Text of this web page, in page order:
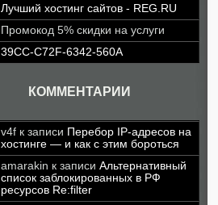
Лучший хостинг сайтов - REG.RU
Промокод 5% скидки на услуги
39CC-C72F-6342-560A
КОММЕНТАРИИ
v4f к записи Перебор IP-адресов на
хостинге — и как с этим бороться
amarakin к записи Альтернативный
список заблокированных в РФ
ресурсов Re:filter